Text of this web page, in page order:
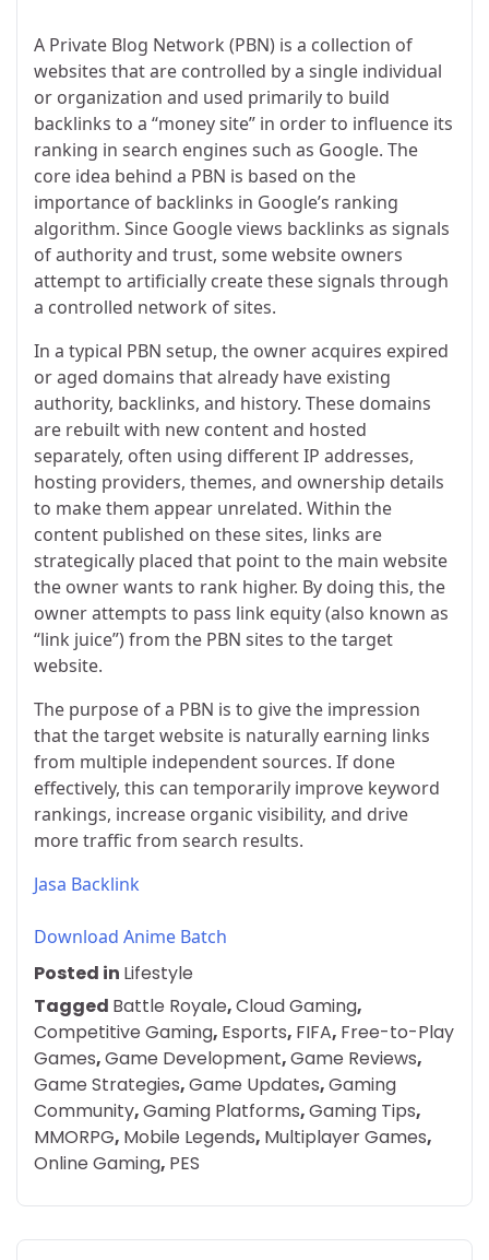
A Private Blog Network (PBN) is a collection of
websites that are controlled by a single individual
or organization and used primarily to build
backlinks to a “money site” in order to influence its
ranking in search engines such as Google. The
core idea behind a PBN is based on the
importance of backlinks in Google’s ranking
algorithm. Since Google views backlinks as signals
of authority and trust, some website owners
attempt to artificially create these signals through
a controlled network of sites.
In a typical PBN setup, the owner acquires expired
or aged domains that already have existing
authority, backlinks, and history. These domains
are rebuilt with new content and hosted
separately, often using different IP addresses,
hosting providers, themes, and ownership details
to make them appear unrelated. Within the
content published on these sites, links are
strategically placed that point to the main website
the owner wants to rank higher. By doing this, the
owner attempts to pass link equity (also known as
“link juice”) from the PBN sites to the target
website.
The purpose of a PBN is to give the impression
that the target website is naturally earning links
from multiple independent sources. If done
effectively, this can temporarily improve keyword
rankings, increase organic visibility, and drive
more traffic from search results.
Jasa Backlink
Download Anime Batch
Posted in Lifestyle
Tagged Battle Royale,Cloud Gaming,
Competitive Gaming, Esports, FIFA, Free-to-Play
Games,Game Development,Game Reviews,
Game Strategies,Game Updates,Gaming
Community,Gaming Platforms,Gaming Tips,
MMORPG, Mobile Legends, Multiplayer Games,
Online Gaming, PES